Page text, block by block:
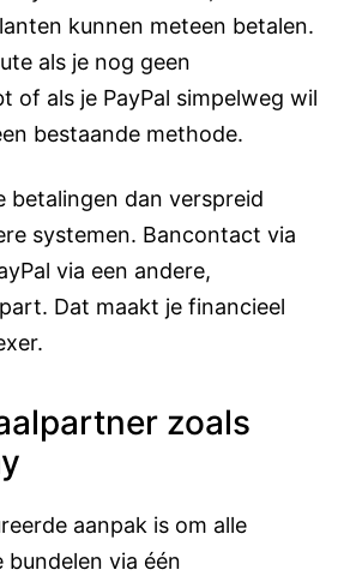
kunnen meteen betalen.
als je nog geen
of als je PayPal simpelweg wil
bestaande methode.
betalingen dan verspreid
systemen. Bancontact via
via een andere,
Dat maakt je financieel
zoals
aanpak is om alle
via één